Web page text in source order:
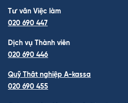
Tư vấn Việc làm
020 690 447
Dịch vụ Thành viên
020 690 446
Quỹ Thất nghiệp A-kassa
020 690 455